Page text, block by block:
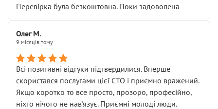
Перевірка була безкоштовна. Поки задоволена
Олег М.
9 місяців тому
Всі позитивні відгуки підтвердилися. Вперше
скористався послугами цієї СТО і приємно вражений.
Якщо коротко то все просто, прозоро, професійно,
ніхто нічого не нав'язує. Приємні молоді люди.